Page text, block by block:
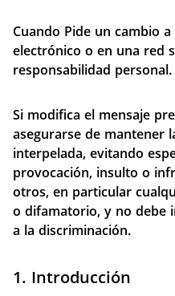
Cuando Pide un cambio a
electrónico o en una red
responsabilidad personal.
Si modifica el mensaje
asegurarse de mantener
interpelada, evitando
provocación, insulto o
otros, en particular
o difamatorio, y no debe
a la discriminación.
1. Introducción